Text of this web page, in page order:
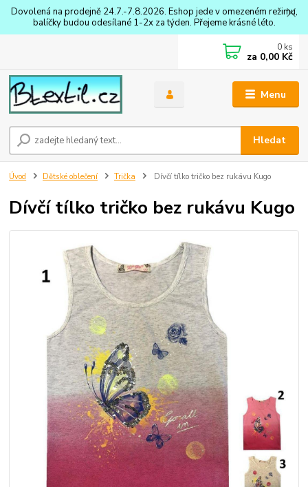
Dovolená na prodejně 24.7.-7.8.2026. Eshop jede v omezeném režimu,
balíčky budou odesílané 1-2x za týden. Přejeme krásné léto.
Menu
Hledat
0 ks
za 0,00 Kč
Úvod Dětské oblečení Trička Dívčí tílko tričko bez rukávu Kugo
Dívčí tílko tričko bez rukávu Kugo